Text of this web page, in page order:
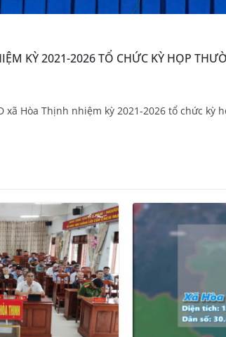
KỲ 2021-2026 TỔ CHỨC KỲ HỌP
xã Hòa Thịnh nhiệm kỳ 2021-2026 tổ chức kỳ